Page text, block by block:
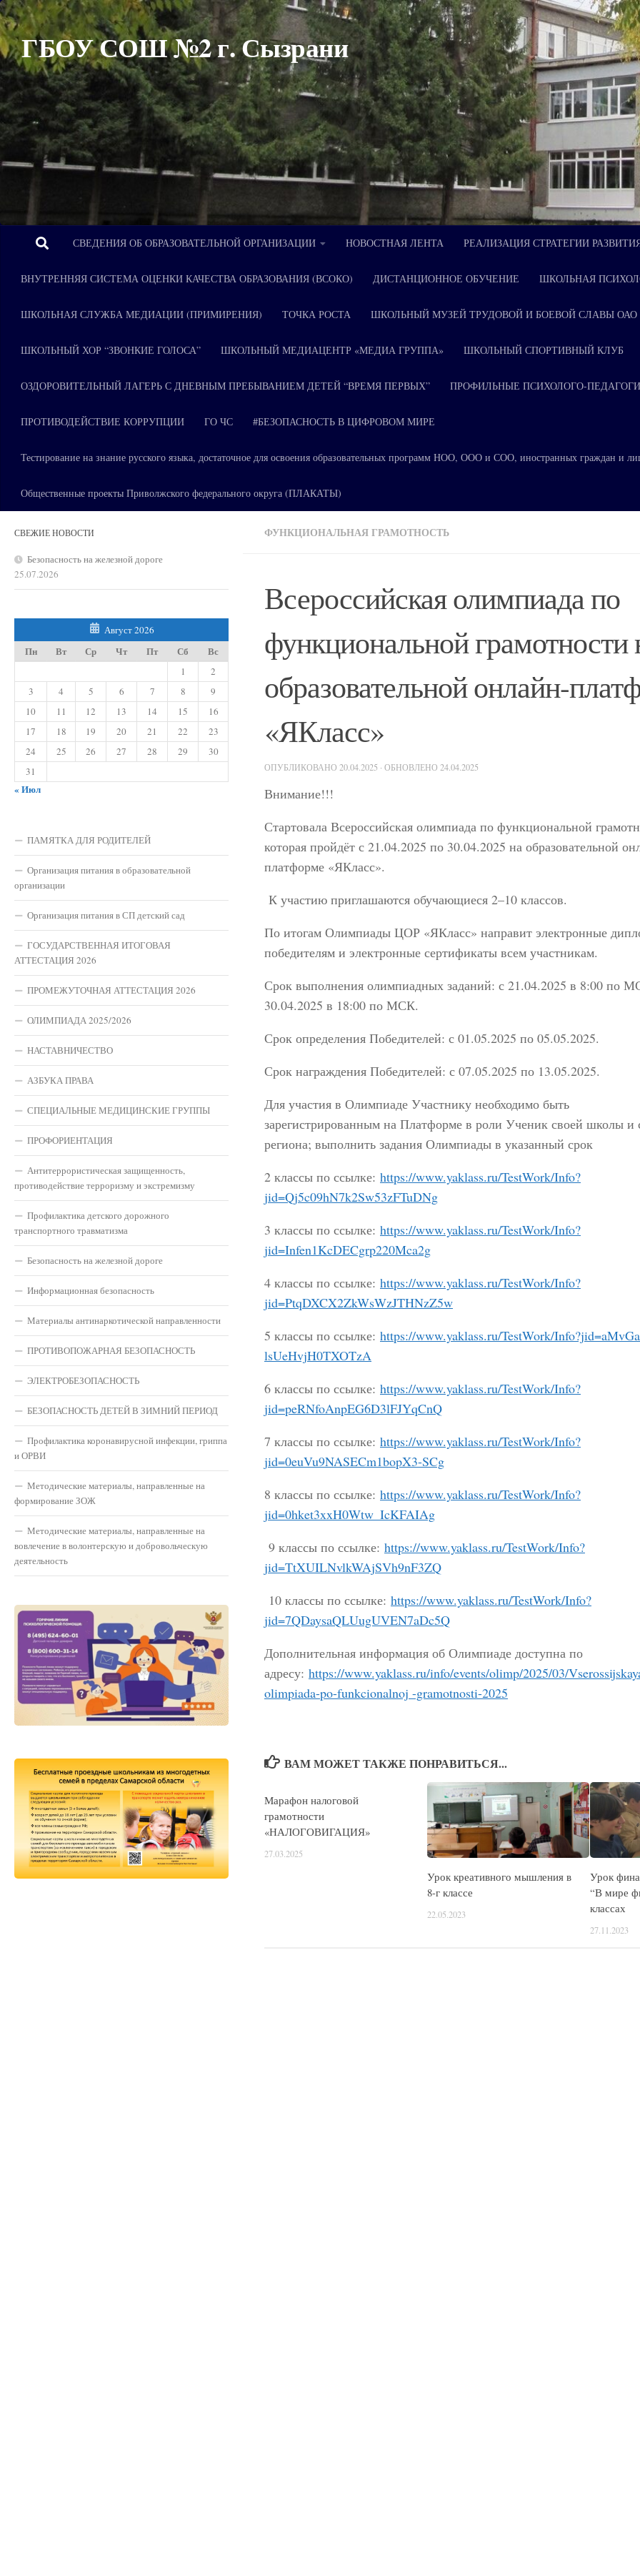
Перейти к содержимому
ГБОУ СОШ №2 г. Сызрани
СВЕДЕНИЯ ОБ ОБРАЗОВАТЕЛЬНОЙ ОРГАНИЗАЦИИ НОВОСТНАЯ ЛЕНТА РЕАЛИЗАЦИЯ СТРАТЕГИИ
ВНУТРЕННЯЯ СИСТЕМА ОЦЕНКИ КАЧЕСТВА ОБРАЗОВАНИЯ (ВСОКО) ДИСТАНЦИОННОЕ ОБУЧЕНИЕ ШКОЛЬНАЯ
ШКОЛЬНАЯ СЛУЖБА МЕДИАЦИИ (ПРИМИРЕНИЯ) ТОЧКА РОСТА ШКОЛЬНЫЙ МУЗЕЙ ТРУДОВОЙ И БОЕВОЙ СЛАВЫ ОАО
ШКОЛЬНЫЙ ХОР “ЗВОНКИЕ ГОЛОСА” ШКОЛЬНЫЙ МЕДИАЦЕНТР «МЕДИА ГРУППА» ШКОЛЬНЫЙ СПОРТИВНЫЙ КЛУБ
ОЗДОРОВИТЕЛЬНЫЙ ЛАГЕРЬ С ДНЕВНЫМ ПРЕБЫВАНИЕМ ДЕТЕЙ “ВРЕМЯ ПЕРВЫХ” ПРОФИЛЬНЫЕ ПСИХОЛОГО-
ПРОТИВОДЕЙСТВИЕ КОРРУПЦИИ ГО ЧС #БЕЗОПАСНОСТЬ В ЦИФРОВОМ МИРЕ
Тестирование на знание русского языка, достаточное для освоения образовательных программ НОО, ООО и СОО, иностранных граждан и
Общественные проекты Приволжского федерального округа (ПЛАКАТЫ)
ФУНКЦИОНАЛЬНАЯ ГРАМОТНОСТЬ
Всероссийская олимпиада по
функциональной грамотности
образовательной онлайн-
«ЯКласс»
ОПУБЛИКОВАНО 20.04.2025 · ОБНОВЛЕНО 24.04.2025
Внимание!!!
Стартовала Всероссийская олимпиада по функциональной
которая пройдёт с 21.04.2025 по 30.04.2025 на образовательной
платформе «ЯКласс».
К участию приглашаются обучающиеся 2–10 классов.
По итогам Олимпиады ЦОР «ЯКласс» направит электронные
победителям и электронные сертификаты всем участникам.
Срок выполнения олимпиадных заданий: с 21.04.2025 в 8:00 по
30.04.2025 в 18:00 по МСК.
Срок определения Победителей: с 01.05.2025 по 05.05.2025.
Срок награждения Победителей: с 07.05.2025 по 13.05.2025.
Для участия в Олимпиаде Участнику необходимо быть
зарегистрированным на Платформе в роли Ученик своей школы и
региона; выполнить задания Олимпиады в указанный срок
2 классы по ссылке: https://www.yaklass.ru/TestWork/Info?
jid=Qj5c09hN7k2Sw53zFTuDNg
3 классы по ссылке: https://www.yaklass.ru/TestWork/Info?
jid=Infen1KcDECgrp220Mca2g
4 классы по ссылке: https://www.yaklass.ru/TestWork/Info?
jid=PtqDXCX2ZkWsWzJTHNzZ5w
5 классы по ссылке: https://www.yaklass.ru/TestWork/
lsUeHvjH0TXOTzA
6 классы по ссылке: https://www.yaklass.ru/TestWork/Info?
jid=peRNfoAnpEG6D3lFJYqCnQ
7 классы по ссылке: https://www.yaklass.ru/TestWork/Info?
jid=0euVu9NASECm1bopX3-SCg
8 классы по ссылке: https://www.yaklass.ru/TestWork/Info?
jid=0hket3xxH0Wtw_IcKFAIAg
9 классы по ссылке: https://www.yaklass.ru/TestWork/Info?
jid=TtXUILNvlkWAjSVh9nF3ZQ
10 классы по ссылке: https://www.yaklass.ru/TestWork/Info?
jid=7QDaysaQLUugUVEN7aDc5Q
Дополнительная информация об Олимпиаде доступна по
адресу: https://www.yaklass.ru/info/events/olimp/2025/03/
olimpiada-po-funkcionalnoj -gramotnosti-2025
ВАМ МОЖЕТ ТАКЖЕ ПОНРАВИТЬСЯ...
Марафон налоговой
грамотности
«НАЛОГОВИГАЦИЯ»
27.03.2025
Урок креативного мышления в
8-г классе
22.05.2023
Урок
“В мире
классах
27.11.2023
СВЕЖИЕ НОВОСТИ
Безопасность на железной дороге
25.07.2026
Август 2026
Пн Вт Ср Чт Пт Сб Вс
1
2
3
4 5 6 7 8
9
10
11 12 13 14 15
16
17
18 19 20 21 22
23
24
25 26 27 28 29
30
31
« Июл
ПАМЯТКА ДЛЯ РОДИТЕЛЕЙ
Организация питания в образовательной
организации
Организация питания в СП детский сад
ГОСУДАРСТВЕННАЯ ИТОГОВАЯ
АТТЕСТАЦИЯ 2026
ПРОМЕЖУТОЧНАЯ АТТЕСТАЦИЯ 2026
ОЛИМПИАДА 2025/2026
НАСТАВНИЧЕСТВО
АЗБУКА ПРАВА
СПЕЦИАЛЬНЫЕ МЕДИЦИНСКИЕ ГРУППЫ
ПРОФОРИЕНТАЦИЯ
Антитеррористическая защищенность,
противодействие терроризму и экстремизму
Профилактика детского дорожного
транспортного травматизма
Безопасность на железной дороге
Информационная безопасность
Материалы антинаркотической направленности
ПРОТИВОПОЖАРНАЯ БЕЗОПАСНОСТЬ
ЭЛЕКТРОБЕЗОПАСНОСТЬ
БЕЗОПАСНОСТЬ ДЕТЕЙ В ЗИМНИЙ ПЕРИОД
Профилактика коронавирусной инфекции, гриппа
и ОРВИ
Методические материалы, направленные на
формирование ЗОЖ
Методические материалы, направленные на
вовлечение в волонтерскую и добровольческую
деятельность